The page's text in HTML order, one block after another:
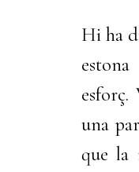
Hi ha
estona
una
que la